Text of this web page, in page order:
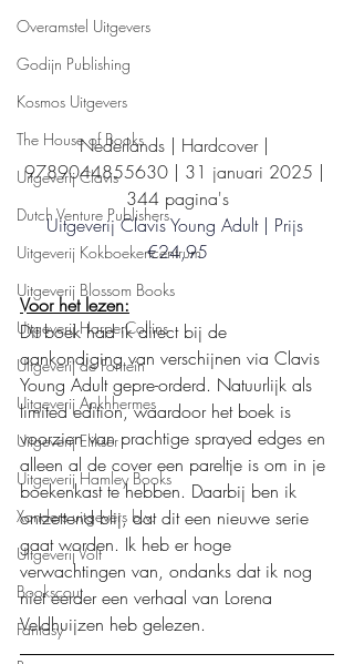
Overamstel Uitgevers
Godijn Publishing
Kosmos Uitgevers
The House of Books
Uitgeverij Clavis
Dutch Venture Publishers
Uitgeverij Kokboekencentrum
Uitgeverij Blossom Books
Uitgeverij HarperCollins
Uitgeverij de Fontein
Uitgeverij Ankhhermes
Uitgeverij Elikser
Uitgeverij Hamley Books
Xanders uitgevers b.v.
Uitgeverij Volt
Bookscout
Fantasy
Nederlands | Hardcover |
9789044855630 | 31 januari 2025 |
344 pagina's
Uitgeverij Clavis Young Adult | Prijs
€24,95
Voor het lezen:
Dit boek had ik direct bij de
aankondiging van verschijnen via Clavis
Young Adult gepre-orderd. Natuurlijk als
limited edition, waardoor het boek is
voorzien van prachtige sprayed edges en
alleen al de cover een pareltje is om in je
boekenkast te hebben. Daarbij ben ik
ontzettend blij, dat dit een nieuwe serie
gaat worden. Ik heb er hoge
verwachtingen van, ondanks dat ik nog
niet eerder een verhaal van Lorena
Veldhuijzen heb gelezen.